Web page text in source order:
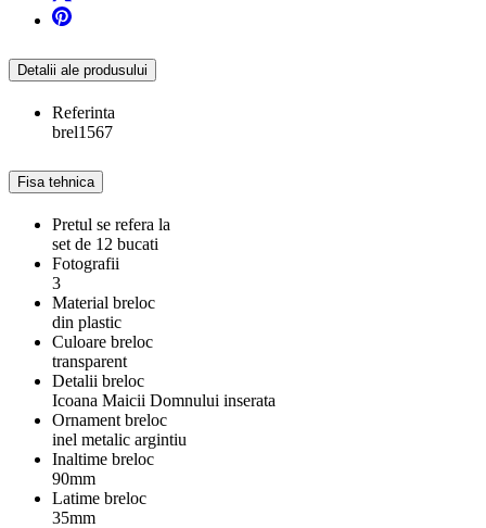
Detalii ale produsului
Referinta
brel1567
Fisa tehnica
Pretul se refera la
set de 12 bucati
Fotografii
3
Material breloc
din plastic
Culoare breloc
transparent
Detalii breloc
Icoana Maicii Domnului inserata
Ornament breloc
inel metalic argintiu
Inaltime breloc
90mm
Latime breloc
35mm